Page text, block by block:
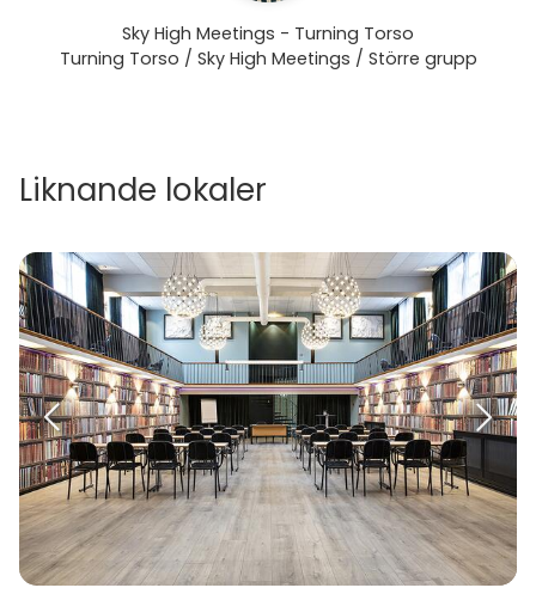
Sky High Meetings - Turning Torso
Turning Torso / Sky High Meetings / Större grupp
Liknande lokaler